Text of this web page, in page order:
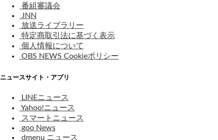
番組審議会
JNN
放送ライブラリー
特定商取引法に基づく表示
個人情報について
OBS NEWS Cookieポリシー
ニュースサイト・アプリ
LINEニュース
Yahoo!ニュース
スマートニュース
goo News
dmenu ニュース